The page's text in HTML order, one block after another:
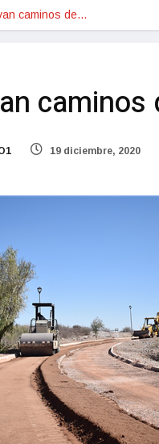
caminos de…
19 diciembre, 2020